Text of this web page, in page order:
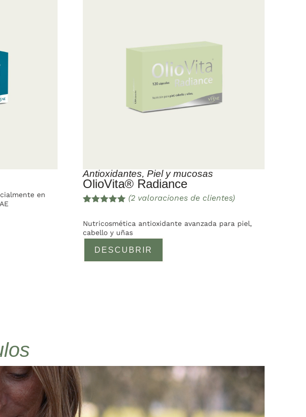
en
Antioxidantes, Piel y mucosas
OlioVita® Radiance
DESCUBRIR
5 en base
a
s de
(2 valoraciones de clientes)
Nutricosmética antioxidante avanzada para piel,
cabello y uñas